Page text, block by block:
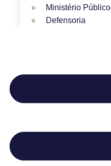
Ministério Público
Defensoria